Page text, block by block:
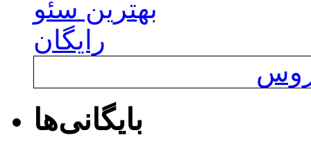
بهترین سئو
رایگان
بایگانی‌ها